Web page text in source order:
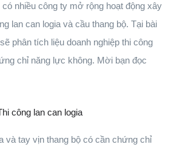
nhiều công ty mở rộng hoạt động xây
lan can logia và cầu thang bộ. Tại bài
phân tích liệu doanh nghiệp thi công
chỉ năng lực không. Mời bạn đọc
và tay vịn thang bộ có cần chứng chỉ